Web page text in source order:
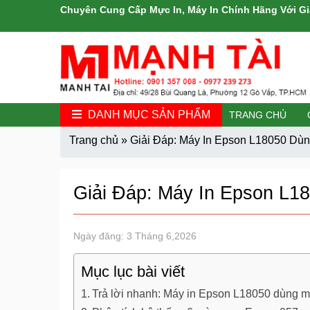
Chuyên Cung Cấp Mực In, Máy In Chính Hãng Với
DANH MỤC SẢN PHẨM TRANG CHỦ
Trang chủ » Giải Đáp: Máy In Epson L18050
Giải Đáp: Máy In Epson
Ngày đăng: 3 Tháng 6,2026
Mục lục bài viết
Trả lời nhanh: Máy in Epson L18050 dùng